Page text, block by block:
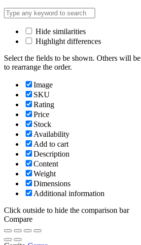
Hide similarities
Highlight differences
Select the fields to be shown. Others will
to rearrange the order.
Image
SKU
Rating
Price
Stock
Availability
Add to cart
Description
Content
Weight
Dimensions
Additional information
Click outside to hide the comparison bar
Compare